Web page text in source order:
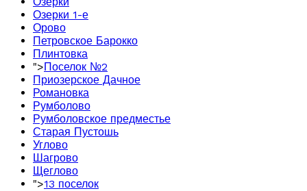
Озерки 1-е
Орово
Петровское Барокко
Плинтовка
">Поселок №2
Приозерское Дачное
Романовка
Румболово
Румболовское предместье
Старая Пустошь
Углово
Шагрово
Щеглово
">13 поселок